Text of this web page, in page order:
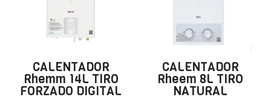
CALENTADOR
Rhemm 14L TIRO
FORZADO DIGITAL
CALENTADOR
Rheem 8L TIRO
NATURAL